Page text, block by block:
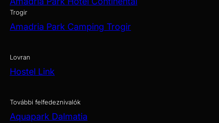
Trogir
Amadria Park Camping Trogir
Lovran
Hostel Link
További felfedeznivalók
Aquapark Dalmatia